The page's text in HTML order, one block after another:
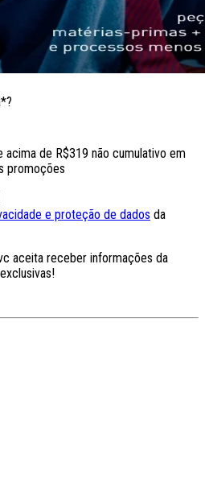
de R$319 não cumulativo em
promoções
e proteção de dados da
aceita receber informações da